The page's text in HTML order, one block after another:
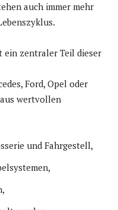
auch immer mehr
ein zentraler Teil dieser
Ford, Opel oder
wertvollen
und Fahrgestell,